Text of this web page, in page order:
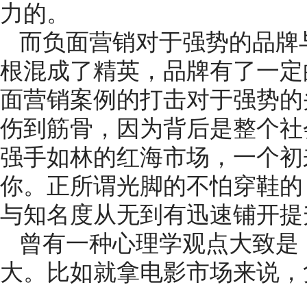
力的。
而负面营销对于强势的品
根混成了精英，品牌有了一
面营销案例的打击对于强势
伤到筋骨，因为背后是整个
强手如林的红海市场，一个
你。正所谓光脚的不怕穿鞋
与知名度从无到有迅速铺开
曾有一种心理学观点大致
大。比如就拿电影市场来说